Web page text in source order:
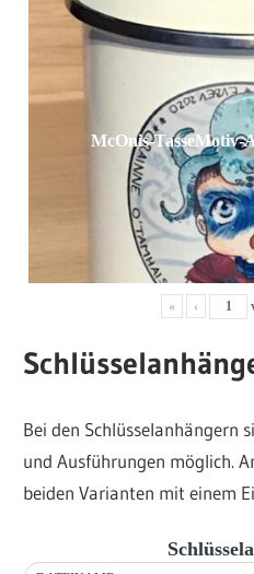
McOnis-TasseMotiv-
« ‹
Bei den Schlüsselanhängern
und Ausführungen möglich.
beiden Varianten mit einem